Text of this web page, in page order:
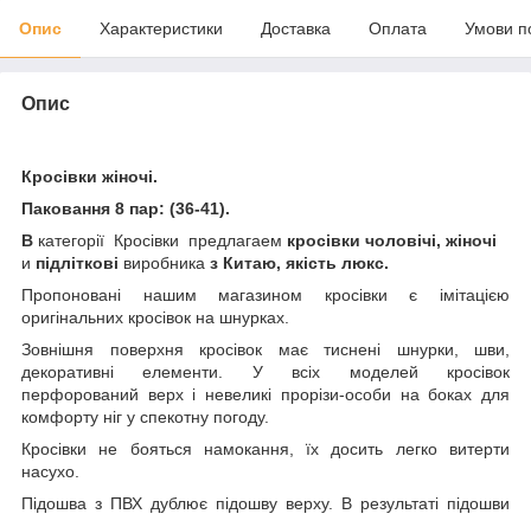
Опис Характеристики Доставка Оплата Умови
Опис
Кросівки жіночі.
Паковання 8 пар: (36-41).
В категорії Кросівки предлагаем кросівки чоловічі, жіночі
и підліткові виробника з Китаю, якість люкс.
Пропоновані нашим магазином кросівки є імітацією
оригінальних кросівок на шнурках.
Зовнішня поверхня кросівок має тиснені шнурки, шви,
декоративні елементи. У всіх моделей кросівок
перфорований верх і невеликі прорізи-особи на боках для
комфорту ніг у спекотну погоду.
Кросівки не бояться намокання, їх досить легко витерти
насухо.
Підошва з ПВХ дублює підошву верху. В результаті підошви